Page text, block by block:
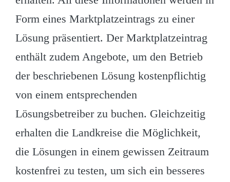
Form eines Marktplatzeintrags zu einer
Lösung präsentiert. Der Marktplatzeintrag
enthält zudem Angebote, um den Betrieb
der beschriebenen Lösung kostenpflichtig
von einem entsprechenden
Lösungsbetreiber zu buchen. Gleichzeitig
erhalten die Landkreise die Möglichkeit,
die Lösungen in einem gewissen Zeitraum
kostenfrei zu testen, um sich ein besseres